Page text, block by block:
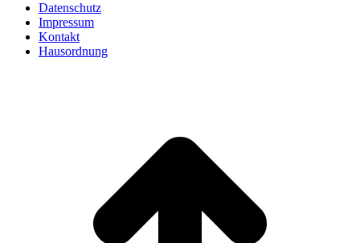
Datenschutz
Impressum
Kontakt
Hausordnung